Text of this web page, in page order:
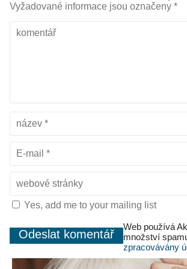
Vyžadované informace jsou označeny *
Yes, add me to your mailing list
Web používá
množství
zpracovávány